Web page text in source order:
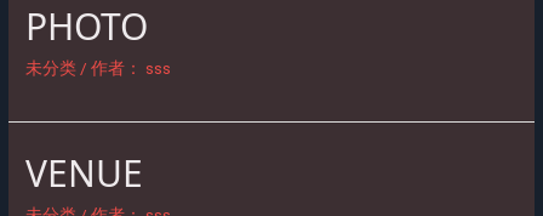
PHOTO
未分类 / 作者： sss
VENUE
VENUE